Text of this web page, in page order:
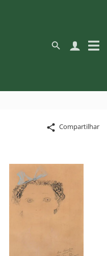
Compartilhar